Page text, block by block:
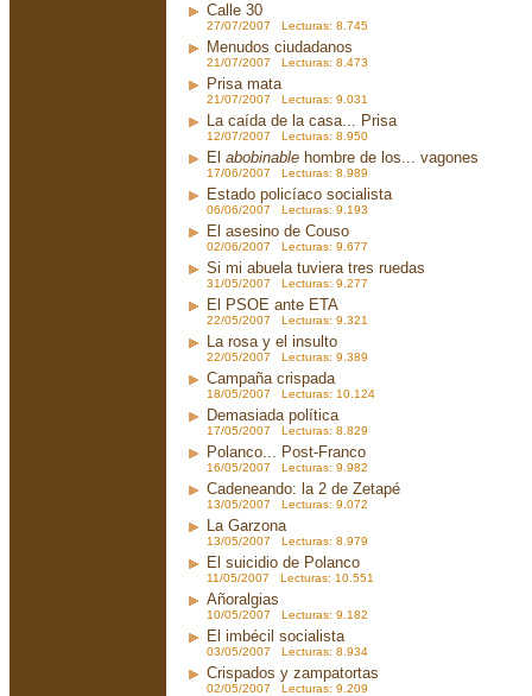
Calle 30
27/07/2007 Lecturas: 8.745
Menudos ciudadanos
21/07/2007 Lecturas: 8.473
Prisa mata
21/07/2007 Lecturas: 9.031
La caída de la casa... Prisa
12/07/2007 Lecturas: 8.950
El abobinable hombre de los... vagones
17/06/2007 Lecturas: 8.989
Estado policíaco socialista
06/06/2007 Lecturas: 9.193
El asesino de Couso
02/06/2007 Lecturas: 9.677
Si mi abuela tuviera tres ruedas
31/05/2007 Lecturas: 9.277
El PSOE ante ETA
22/05/2007 Lecturas: 9.321
La rosa y el insulto
22/05/2007 Lecturas: 9.389
Campaña crispada
18/05/2007 Lecturas: 10.124
Demasiada política
17/05/2007 Lecturas: 8.829
Polanco... Post-Franco
16/05/2007 Lecturas: 9.982
Cadeneando: la 2 de Zetapé
13/05/2007 Lecturas: 9.072
La Garzona
13/05/2007 Lecturas: 8.979
El suicidio de Polanco
11/05/2007 Lecturas: 10.551
Añoralgias
10/05/2007 Lecturas: 9.182
El imbécil socialista
03/05/2007 Lecturas: 8.934
Crispados y zampatortas
02/05/2007 Lecturas: 9.209